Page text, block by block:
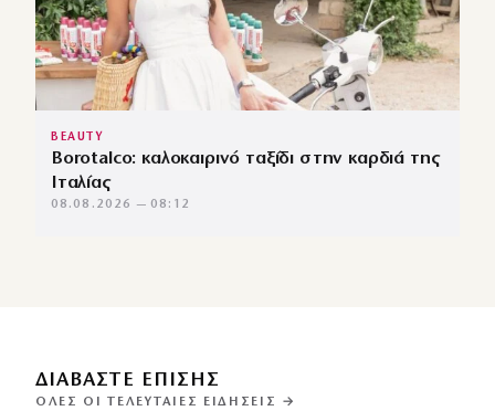
BEAUTY
Borotalco: καλοκαιρινό ταξίδι στην καρδιά της
Ιταλίας
08.08.2026 — 08:12
ΔΙΑΒΑΣΤΕ ΕΠΙΣΗΣ
ΌΛΕΣ ΟΙ ΤΕΛΕΥΤΑΊΕΣ ΕΙΔΉΣΕΙΣ →